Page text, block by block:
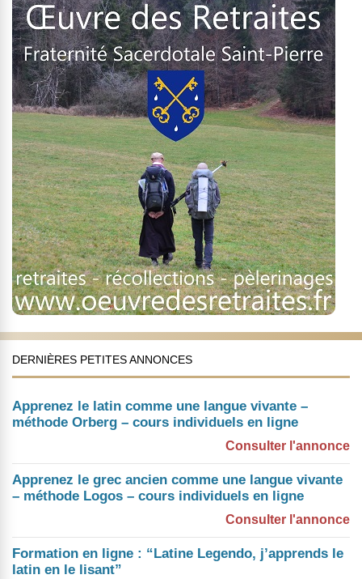
DERNIÈRES PETITES ANNONCES
Apprenez le latin comme une langue vivante –
méthode Orberg – cours individuels en ligne
Consulter l'annonce
Apprenez le grec ancien comme une langue vivante
– méthode Logos – cours individuels en ligne
Consulter l'annonce
Formation en ligne : “Latine Legendo, j’apprends le
latin en le lisant”